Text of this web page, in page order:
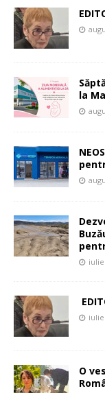
la
iulie
iulie
O